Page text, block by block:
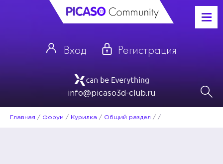
Вход Регистрация
info@picaso3d-club.ru
Главная / Форум / Курилка / Общий раздел / /